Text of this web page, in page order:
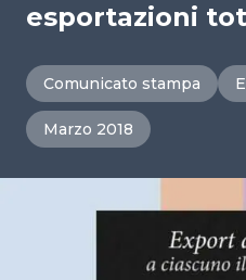
esportazioni
Comunicato stampa
Marzo 2018